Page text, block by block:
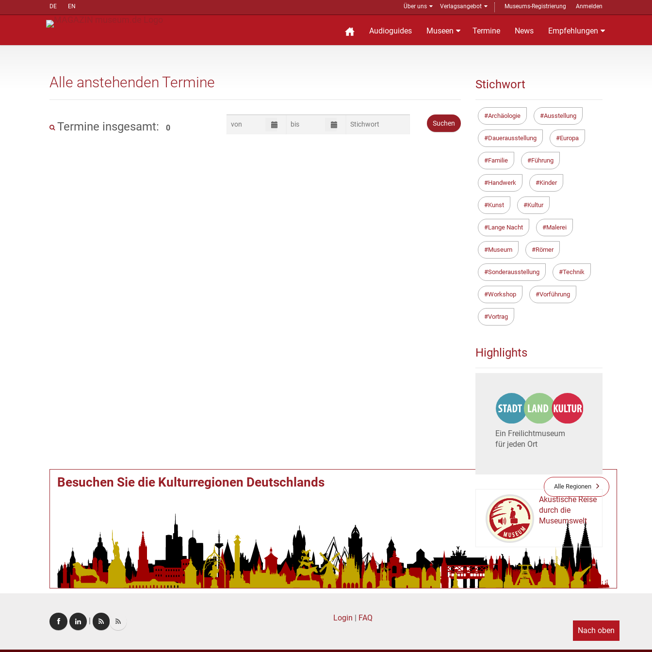
DE EN Über uns Verlagsangebot Museums-Registrierung Anmelden
Audioguides Museen Termine News Empfehlungen
Alle anstehenden Termine
Termine insgesamt: 0
Besuchen Sie die Kulturregionen Deutschlands Alle Regionen
Stichwort
Archäologie Ausstellung
Dauerausstellung Europa
Familie Führung
Handwerk Kinder
Kunst Kultur
Lange Nacht Malerei
Museum Römer
Sonderausstellung Technik
Workshop Vorführung
Vortrag
Highlights
Ein Freilichtmuseum
für jeden Ort
MUSEUM
Akustische Reise
durch die
Museumswelt
Login | FAQ
Nach oben